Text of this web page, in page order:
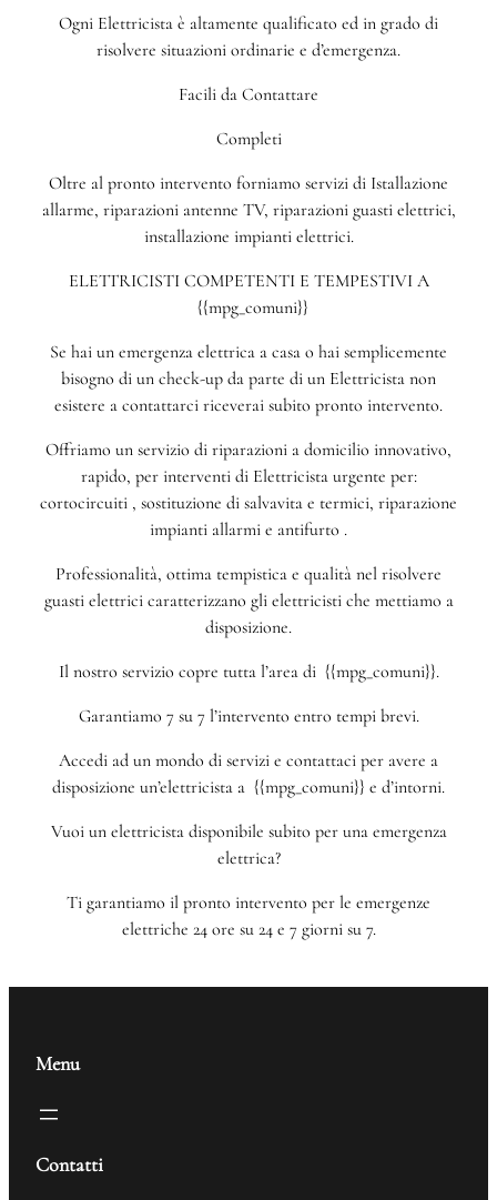
Ogni Elettricista è altamente qualificato ed in grado di
risolvere situazioni ordinarie e d’emergenza.
Facili da Contattare
Completi
Oltre al pronto intervento forniamo servizi di Istallazione
allarme, riparazioni antenne TV, riparazioni guasti elettrici,
installazione impianti elettrici.
ELETTRICISTI COMPETENTI E TEMPESTIVI A
{{mpg_comuni}}
Se hai un emergenza elettrica a casa o hai semplicemente
bisogno di un check-up da parte di un Elettricista non
esistere a contattarci riceverai subito pronto intervento.
Offriamo un servizio di riparazioni a domicilio innovativo,
rapido, per interventi di Elettricista urgente per:
cortocircuiti , sostituzione di salvavita e termici, riparazione
impianti allarmi e antifurto .
Professionalità, ottima tempistica e qualità nel risolvere
guasti elettrici caratterizzano gli elettricisti che mettiamo a
disposizione.
Il nostro servizio copre tutta l’area di {{mpg_comuni}}.
Garantiamo 7 su 7 l’intervento entro tempi brevi.
Accedi ad un mondo di servizi e contattaci per avere a
disposizione un’elettricista a {{mpg_comuni}} e d’intorni.
Vuoi un elettricista disponibile subito per una emergenza
elettrica?
Ti garantiamo il pronto intervento per le emergenze
elettriche 24 ore su 24 e 7 giorni su 7.
Menu
Contatti